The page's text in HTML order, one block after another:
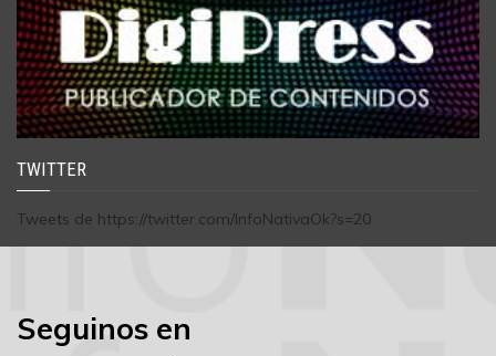
TWITTER
Tweets de https://twitter.com/InfoNativaOk?s=20
Seguinos en